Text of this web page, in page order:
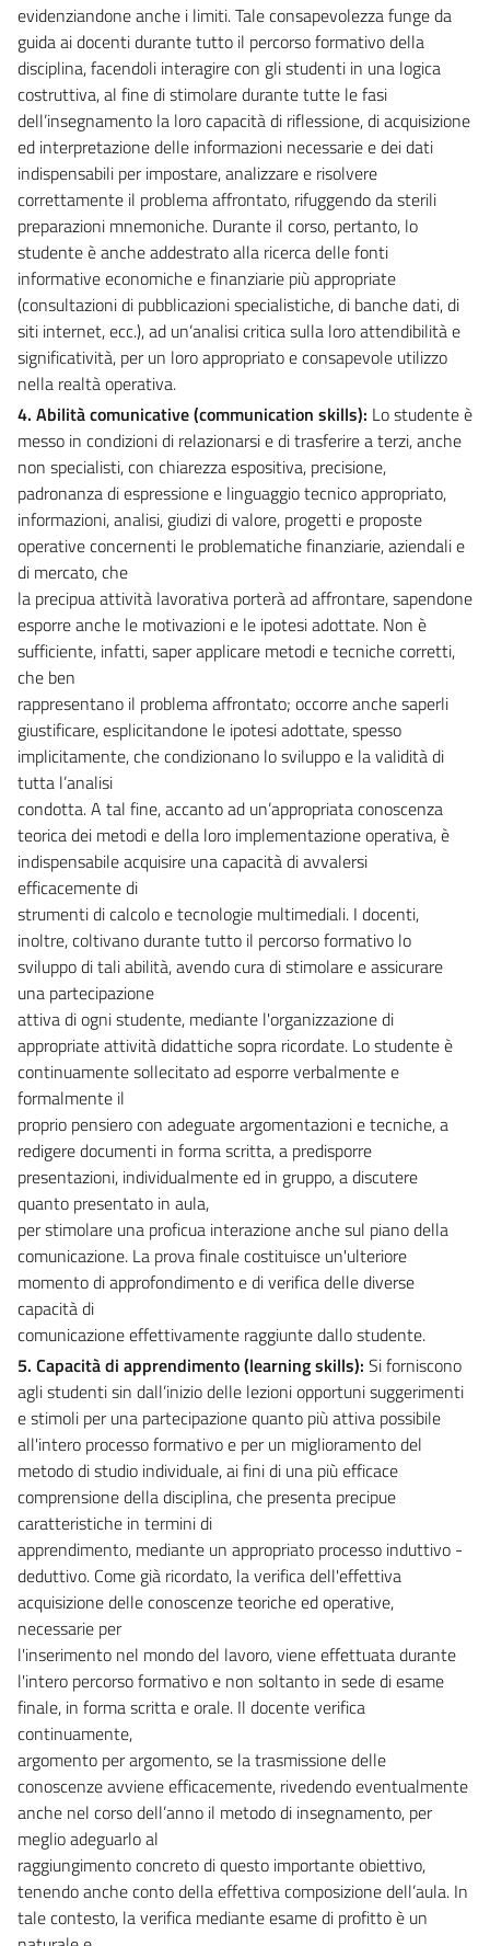
evidenziandone anche i limiti. Tale consapevolezza funge da
guida ai docenti durante tutto il percorso formativo della
disciplina, facendoli interagire con gli studenti in una logica
costruttiva, al fine di stimolare durante tutte le fasi
dell’insegnamento la loro capacità di riflessione, di acquisizione
ed interpretazione delle informazioni necessarie e dei dati
indispensabili per impostare, analizzare e risolvere
correttamente il problema affrontato, rifuggendo da sterili
preparazioni mnemoniche. Durante il corso, pertanto, lo
studente è anche addestrato alla ricerca delle fonti
informative economiche e finanziarie più appropriate
(consultazioni di pubblicazioni specialistiche, di banche dati, di
siti internet, ecc.), ad un’analisi critica sulla loro attendibilità e
significatività, per un loro appropriato e consapevole utilizzo
nella realtà operativa.
4. Abilità comunicative (communication skills): Lo studente è
messo in condizioni di relazionarsi e di trasferire a terzi, anche
non specialisti, con chiarezza espositiva, precisione,
padronanza di espressione e linguaggio tecnico appropriato,
informazioni, analisi, giudizi di valore, progetti e proposte
operative concernenti le problematiche finanziarie, aziendali e
di mercato, che
la precipua attività lavorativa porterà ad affrontare, sapendone
esporre anche le motivazioni e le ipotesi adottate. Non è
sufficiente, infatti, saper applicare metodi e tecniche corretti,
che ben
rappresentano il problema affrontato; occorre anche saperli
giustificare, esplicitandone le ipotesi adottate, spesso
implicitamente, che condizionano lo sviluppo e la validità di
tutta l’analisi
condotta. A tal fine, accanto ad un’appropriata conoscenza
teorica dei metodi e della loro implementazione operativa, è
indispensabile acquisire una capacità di avvalersi
efficacemente di
strumenti di calcolo e tecnologie multimediali. I docenti,
inoltre, coltivano durante tutto il percorso formativo lo
sviluppo di tali abilità, avendo cura di stimolare e assicurare
una partecipazione
attiva di ogni studente, mediante l'organizzazione di
appropriate attività didattiche sopra ricordate. Lo studente è
continuamente sollecitato ad esporre verbalmente e
formalmente il
proprio pensiero con adeguate argomentazioni e tecniche, a
redigere documenti in forma scritta, a predisporre
presentazioni, individualmente ed in gruppo, a discutere
quanto presentato in aula,
per stimolare una proficua interazione anche sul piano della
comunicazione. La prova finale costituisce un'ulteriore
momento di approfondimento e di verifica delle diverse
capacità di
comunicazione effettivamente raggiunte dallo studente.
5. Capacità di apprendimento (learning skills): Si forniscono
agli studenti sin dall’inizio delle lezioni opportuni suggerimenti
e stimoli per una partecipazione quanto più attiva possibile
all'intero processo formativo e per un miglioramento del
metodo di studio individuale, ai fini di una più efficace
comprensione della disciplina, che presenta precipue
caratteristiche in termini di
apprendimento, mediante un appropriato processo induttivo -
deduttivo. Come già ricordato, la verifica dell'effettiva
acquisizione delle conoscenze teoriche ed operative,
necessarie per
l'inserimento nel mondo del lavoro, viene effettuata durante
l'intero percorso formativo e non soltanto in sede di esame
finale, in forma scritta e orale. Il docente verifica
continuamente,
argomento per argomento, se la trasmissione delle
conoscenze avviene efficacemente, rivedendo eventualmente
anche nel corso dell’anno il metodo di insegnamento, per
meglio adeguarlo al
raggiungimento concreto di questo importante obiettivo,
tenendo anche conto della effettiva composizione dell’aula. In
tale contesto, la verifica mediante esame di profitto è un